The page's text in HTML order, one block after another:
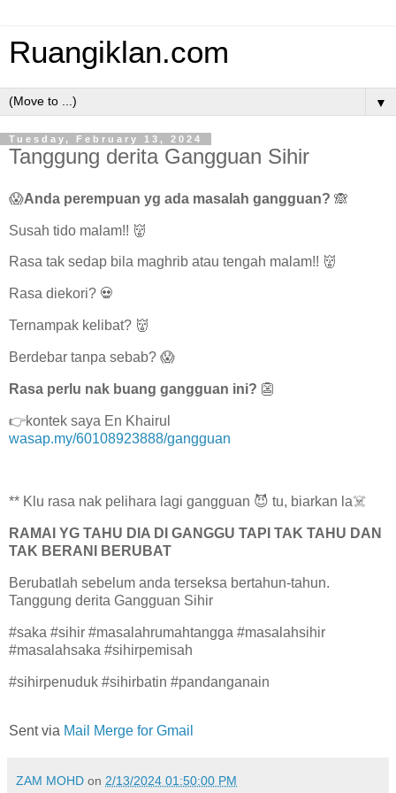
Ruangiklan.com
▼
Tuesday, February 13, 2024
Tanggung derita Gangguan Sihir
😱Anda perempuan yg ada masalah gangguan? 🙈
Susah tido malam!! 👹
Rasa tak sedap bila maghrib atau tengah malam!! 👹
Rasa diekori? 💀
Ternampak kelibat? 👹
Berdebar tanpa sebab? 😱
Rasa perlu nak buang gangguan ini? 👺
👉kontek saya En Khairul
wasap.my/60108923888/gangguan
** Klu rasa nak pelihara lagi gangguan 😈 tu, biarkan la☠️
RAMAI YG TAHU DIA DI GANGGU TAPI TAK TAHU DAN
TAK BERANI BERUBAT
Berubatlah sebelum anda terseksa bertahun-tahun.
Tanggung derita Gangguan Sihir
#saka #sihir #masalahrumahtangga #masalahsihir
#masalahsaka #sihirpemisah
#sihirpenuduk #sihirbatin #pandanganain
Sent via Mail Merge for Gmail
ZAM MOHD on 2/13/2024 01:50:00 PM